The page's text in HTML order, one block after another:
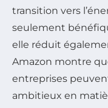
transition vers
seulement
elle réduit
Amazon montre
entreprises
ambitieux en